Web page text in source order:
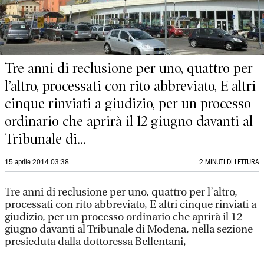
Tre anni di reclusione per uno, quattro per
l’altro, processati con rito abbreviato, E altri
cinque rinviati a giudizio, per un processo
ordinario che aprirà il 12 giugno davanti al
Tribunale di...
15 aprile 2014 03:38 2 MINUTI DI LETTURA
Tre anni di reclusione per uno, quattro per l’altro,
processati con rito abbreviato, E altri cinque rinviati a
giudizio, per un processo ordinario che aprirà il 12
giugno davanti al Tribunale di Modena, nella sezione
presieduta dalla dottoressa Bellentani,